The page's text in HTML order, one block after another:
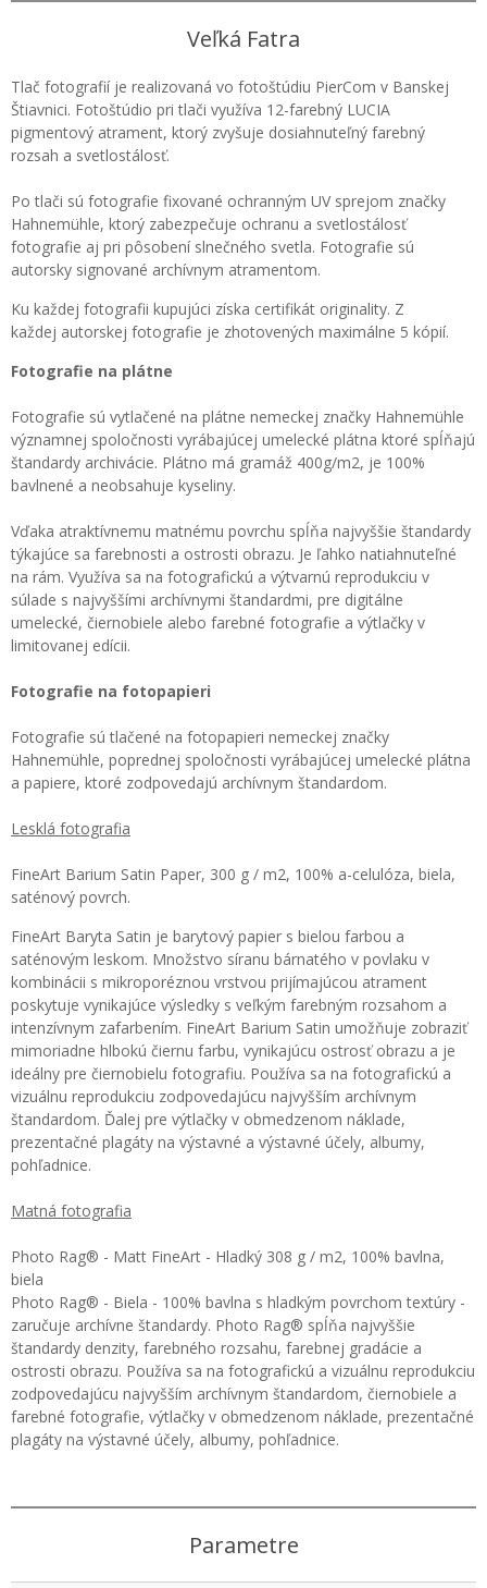
Veľká Fatra
Tlač fotografií je realizovaná vo fotoštúdiu PierCom v Banskej
Štiavnici. Fotoštúdio pri tlači využíva 12-farebný LUCIA
pigmentový atrament, ktorý zvyšuje dosiahnuteľný farebný
rozsah a svetlostálosť.
Po tlači sú fotografie fixované ochranným UV sprejom značky
Hahnemühle, ktorý zabezpečuje ochranu a svetlostálosť
fotografie aj pri pôsobení slnečného svetla. Fotografie sú
autorsky signované archívnym atramentom.
Ku každej fotografii kupujúci získa certifikát originality. Z
každej autorskej fotografie je zhotovených maximálne 5 kópií.
Fotografie na plátne
Fotografie sú vytlačené na plátne nemeckej značky Hahnemühle
významnej spoločnosti vyrábajúcej umelecké plátna ktoré spĺňajú
štandardy archivácie. Plátno má gramáž 400g/m2, je 100%
bavlnené a neobsahuje kyseliny.
Vďaka atraktívnemu matnému povrchu spĺňa najvyššie štandardy
týkajúce sa farebnosti a ostrosti obrazu. Je ľahko natiahnuteľné
na rám. Využíva sa na fotografickú a výtvarnú reprodukciu v
súlade s najvyššími archívnymi štandardmi, pre digitálne
umelecké, čiernobiele alebo farebné fotografie a výtlačky v
limitovanej edícii.
Fotografie na fotopapieri
Fotografie sú tlačené na fotopapieri nemeckej značky
Hahnemühle, poprednej spoločnosti vyrábajúcej umelecké plátna
a papiere, ktoré zodpovedajú archívnym štandardom.
Lesklá fotografia
FineArt Barium Satin Paper, 300 g / m2, 100% a-celulóza, biela,
saténový povrch.
FineArt Baryta Satin je barytový papier s bielou farbou a
saténovým leskom. Množstvo síranu bárnatého v povlaku v
kombinácii s mikroporéznou vrstvou prijímajúcou atrament
poskytuje vynikajúce výsledky s veľkým farebným rozsahom a
intenzívnym zafarbením. FineArt Barium Satin umožňuje zobraziť
mimoriadne hlbokú čiernu farbu, vynikajúcu ostrosť obrazu a je
ideálny pre čiernobielu fotografiu. Používa sa na fotografickú a
vizuálnu reprodukciu zodpovedajúcu najvyšším archívnym
štandardom. Ďalej pre výtlačky v obmedzenom náklade,
prezentačné plagáty na výstavné a výstavné účely, albumy,
pohľadnice.
Matná fotografia
Photo Rag® - Matt FineArt - Hladký 308 g / m2, 100% bavlna,
biela
Photo Rag® - Biela - 100% bavlna s hladkým povrchom textúry -
zaručuje archívne štandardy. Photo Rag® spĺňa najvyššie
štandardy denzity, farebného rozsahu, farebnej gradácie a
ostrosti obrazu. Používa sa na fotografickú a vizuálnu reprodukciu
zodpovedajúcu najvyšším archívnym štandardom, čiernobiele a
farebné fotografie, výtlačky v obmedzenom náklade, prezentačné
plagáty na výstavné účely, albumy, pohľadnice.
Parametre